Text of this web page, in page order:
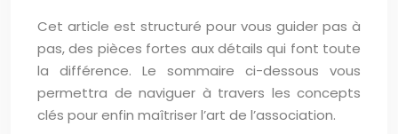
Cet article est structuré pour vous guider pas à
pas, des pièces fortes aux détails qui font toute
la différence. Le sommaire ci-dessous vous
permettra de naviguer à travers les concepts
clés pour enfin maîtriser l’art de l’association.